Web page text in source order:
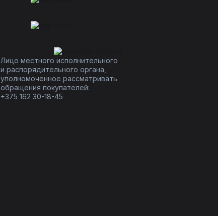
Лицо местного исполнительного
и распорядительного органа,
уполномоченное рассматривать
обращения покупателей:
+375 162 30-18-45